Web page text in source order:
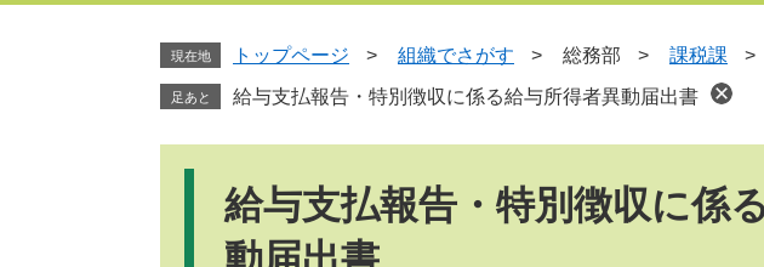
文
現在地 トップページ > 組織でさがす > 総務部 > 課税課 >
足あと 給与支払報告・特別徴収に係る給与所得者異動届出書
給与支払報告・特別徴収に係